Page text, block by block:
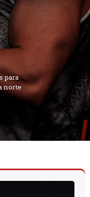
para
norte